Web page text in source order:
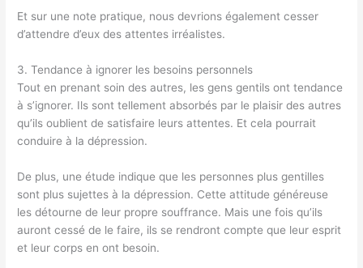
Et sur une note pratique, nous devrions également cesser
d’attendre d’eux des attentes irréalistes.
3. Tendance à ignorer les besoins personnels
Tout en prenant soin des autres, les gens gentils ont tendance
à s’ignorer. Ils sont tellement absorbés par le plaisir des autres
qu’ils oublient de satisfaire leurs attentes. Et cela pourrait
conduire à la dépression.
De plus, une étude indique que les personnes plus gentilles
sont plus sujettes à la dépression. Cette attitude généreuse
les détourne de leur propre souffrance. Mais une fois qu’ils
auront cessé de le faire, ils se rendront compte que leur esprit
et leur corps en ont besoin.